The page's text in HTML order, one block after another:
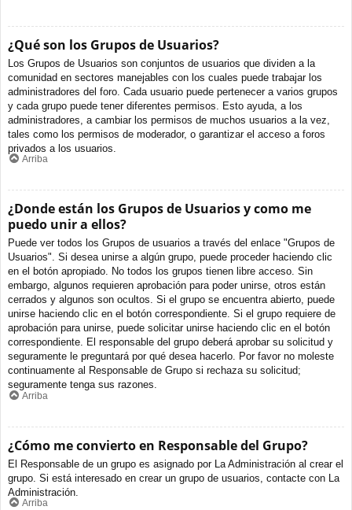
¿Qué son los Grupos de Usuarios?
Los Grupos de Usuarios son conjuntos de usuarios que dividen a la
comunidad en sectores manejables con los cuales puede trabajar los
administradores del foro. Cada usuario puede pertenecer a varios grupos
y cada grupo puede tener diferentes permisos. Esto ayuda, a los
administradores, a cambiar los permisos de muchos usuarios a la vez,
tales como los permisos de moderador, o garantizar el acceso a foros
privados a los usuarios.
Arriba
¿Donde están los Grupos de Usuarios y como me
puedo unir a ellos?
Puede ver todos los Grupos de usuarios a través del enlace "Grupos de
Usuarios". Si desea unirse a algún grupo, puede proceder haciendo clic
en el botón apropiado. No todos los grupos tienen libre acceso. Sin
embargo, algunos requieren aprobación para poder unirse, otros están
cerrados y algunos son ocultos. Si el grupo se encuentra abierto, puede
unirse haciendo clic en el botón correspondiente. Si el grupo requiere de
aprobación para unirse, puede solicitar unirse haciendo clic en el botón
correspondiente. El responsable del grupo deberá aprobar su solicitud y
seguramente le preguntará por qué desea hacerlo. Por favor no moleste
continuamente al Responsable de Grupo si rechaza su solicitud;
seguramente tenga sus razones.
Arriba
¿Cómo me convierto en Responsable del Grupo?
El Responsable de un grupo es asignado por La Administración al crear el
grupo. Si está interesado en crear un grupo de usuarios, contacte con La
Administración.
Arriba